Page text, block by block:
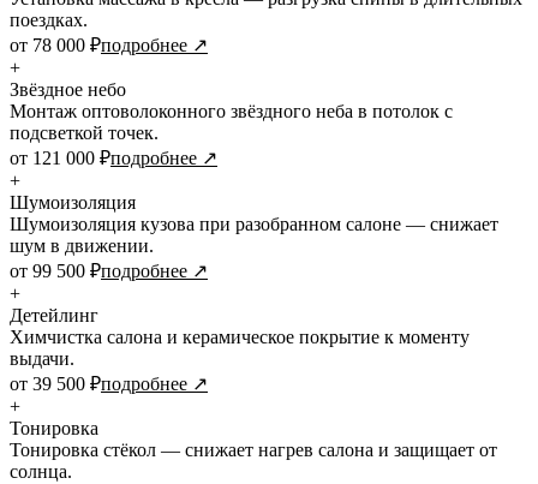
поездках.
от 78 000 ₽подробнее ↗
+
Звёздное небо
Монтаж оптоволоконного звёздного неба в потолок с
подсветкой точек.
от 121 000 ₽подробнее ↗
+
Шумоизоляция
Шумоизоляция кузова при разобранном салоне — снижает
шум в движении.
от 99 500 ₽подробнее ↗
+
Детейлинг
Химчистка салона и керамическое покрытие к моменту
выдачи.
от 39 500 ₽подробнее ↗
+
Тонировка
Тонировка стёкол — снижает нагрев салона и защищает от
солнца.